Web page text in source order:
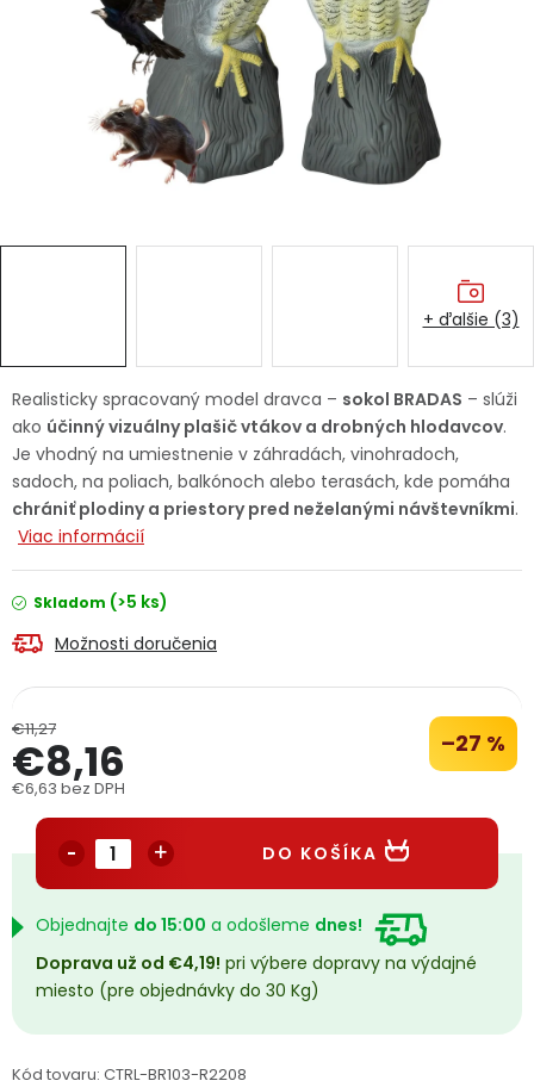
Ochranné pracovné pomôcky
Fotovoltaika
Servis náradia Hodnotenie obchodu
Doprava a platba Váš zákaznícky účet
Kontakty
Reklamačný formulár
Obchodné podmienky Reklamačný poriadok
Podmienky ochrany osobných údajov
Realisticky spracovaný model dravca – sokol BRADAS – slúži
ako účinný vizuálny plašič vtákov a drobných hlodavcov.
Je vhodný na umiestnenie v záhradách, vinohradoch,
sadoch, na poliach, balkónoch alebo terasách, kde pomáha
chrániť plodiny a priestory pred neželanými návštevníkmi.
Viac informácií
Skladom (>5 ks)
Možnosti doručenia
€11,27 –27 %
€8,16
€6,63 bez DPH
DO KOŠÍKA
Objednajte do 15:00 a odošleme dnes!
Doprava už od €4,19! pri výbere dopravy na výdajné
miesto (pre objednávky do 30 Kg)
Kód tovaru: CTRL-BR103-R2208
+ ďalšie (3)